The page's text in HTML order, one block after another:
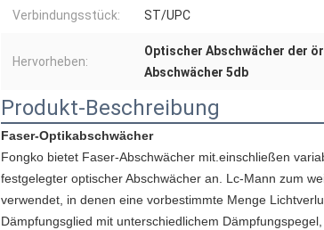
Verbindungsstück: ST/UPC
Hervorheben:
Optischer Abschwächer der
Abschwächer 5db
Produkt-Beschreibung
Faser-Optikabschwächer
Fongko bietet Faser-Abschwächer mit.einschließen
festgelegter optischer Abschwächer an. Lc-Mann zum
verwendet, in denen eine vorbestimmte Menge
Dämpfungsglied mit unterschiedlichem